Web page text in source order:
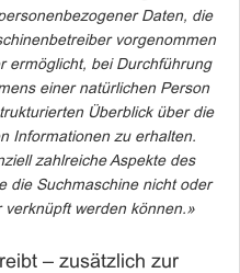
Daten, die
vorgenommen
ermöglicht, bei Durchführung
einer natürlichen Person
Überblick über die
Informationen zu erhalten.
zahlreiche Aspekte des
die Suchmaschine nicht oder
werden können.»
– zusätzlich zur